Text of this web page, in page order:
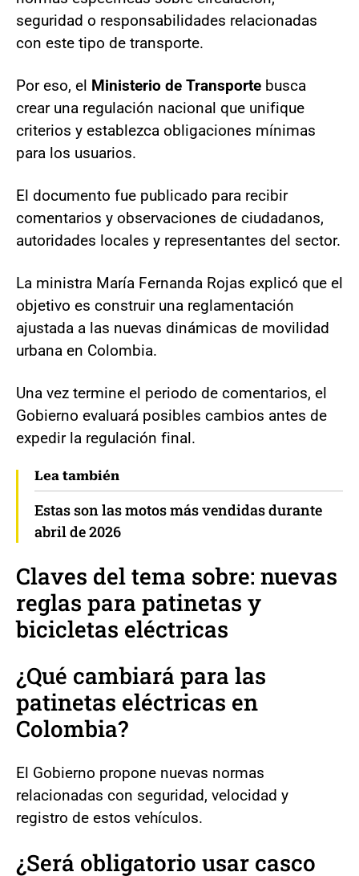
seguridad o responsabilidades relacionadas
con este tipo de transporte.
Por eso, el Ministerio de Transporte busca
crear una regulación nacional que unifique
criterios y establezca obligaciones mínimas
para los usuarios.
El documento fue publicado para recibir
comentarios y observaciones de ciudadanos,
autoridades locales y representantes del sector.
La ministra María Fernanda Rojas explicó que el
objetivo es construir una reglamentación
ajustada a las nuevas dinámicas de movilidad
urbana en Colombia.
Una vez termine el periodo de comentarios, el
Gobierno evaluará posibles cambios antes de
expedir la regulación final.
Lea también
Estas son las motos más vendidas durante
abril de 2026
Claves del tema sobre: nuevas
reglas para patinetas y
bicicletas eléctricas
¿Qué cambiará para las
patinetas eléctricas en
Colombia?
El Gobierno propone nuevas normas
relacionadas con seguridad, velocidad y
registro de estos vehículos.
¿Será obligatorio usar casco